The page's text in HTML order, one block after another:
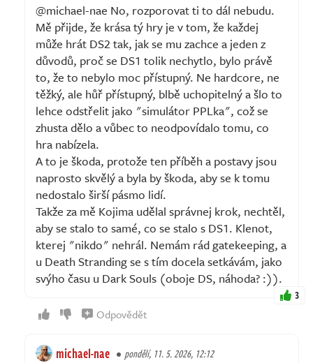
@michael-nae No, rozporovat ti to dál nebudu.
Mě přijde, že krása tý hry je v tom, že každej
může hrát DS2 tak, jak se mu zachce a jeden z
důvodů, proč se DS1 tolik nechytlo, bylo právě
to, že to nebylo moc přístupný. Ne hardcore, ne
těžký, ale hůř přístupný, blbě uchopitelný a šlo to
lehce odstřelit jako "simulátor PPLka", což se
zhusta dělo a vůbec to neodpovídalo tomu, co
hra nabízela.
A to je škoda, protože ten příběh a postavy jsou
naprosto skvělý a byla by škoda, aby se k tomu
nedostalo širší pásmo lidí.
Takže za mě Kojima udělal správnej krok, nechtěl,
aby se stalo to samé, co se stalo s DS1. Klenot,
kterej "nikdo" nehrál. Nemám rád gatekeeping, a
u Death Stranding se s tím docela setkávám, jako
svýho času u Dark Souls (oboje DS, náhoda? :)).
3
Odpovědět
michael-nae pondělí, 11. 5. 2026, 12:12